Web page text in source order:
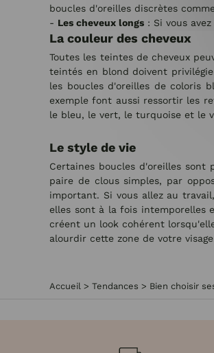
boucles d'oreilles discrètes
- Les cheveux longs : Si vous
La couleur des cheveux
Toutes les teintes de cheveux
teintés en blond doivent
les boucles d'oreilles de coloris
exemple font aussi ressortir les
le bleu, le vert, le turquoise et le
Le style de vie
Certaines boucles d'oreilles
paire de clous simples, par
important. Si vous allez au
elles sont à la fois intemporelles
créent un look cohérent
alourdir cette zone de votre
Accueil > Tendances > Bien choisir